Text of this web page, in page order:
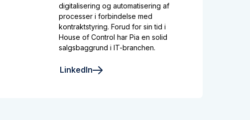
digitalisering og automatisering af
processer i forbindelse med
kontraktstyring. Forud for sin tid i
House of Control har Pia en solid
salgsbaggrund i IT-branchen.
LinkedIn